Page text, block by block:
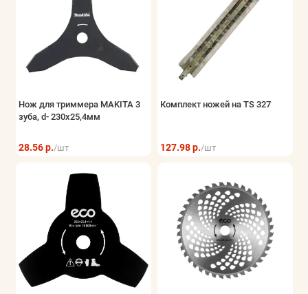
Нож для триммера MAKITA 3
зуба, d- 230x25,4мм
28.56 р./шт
Комплект ножей на TS 327
127.98 р./шт